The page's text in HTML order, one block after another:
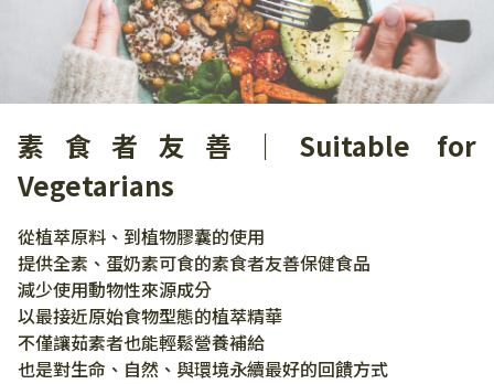
素食者友善｜Suitable for
Vegetarians
從植萃原料、到植物膠囊的使用
提供全素、蛋奶素可食的素食者友善保健食品
減少使用動物性來源成分
以最接近原始食物型態的植萃精華
不僅讓茹素者也能輕鬆營養補給
也是對生命、自然、與環境永續最好的回饋方式